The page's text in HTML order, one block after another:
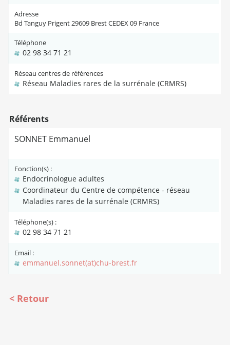
Adresse
Bd Tanguy Prigent 29609 Brest CEDEX 09 France
Téléphone
02 98 34 71 21
Réseau centres de références
Réseau Maladies rares de la surrénale (CRMRS)
Référents
SONNET Emmanuel
Fonction(s) :
Endocrinologue adultes
Coordinateur du Centre de compétence - réseau
Maladies rares de la surrénale (CRMRS)
Téléphone(s) :
02 98 34 71 21
Email :
emmanuel.sonnet(at)chu-brest.fr
Retour